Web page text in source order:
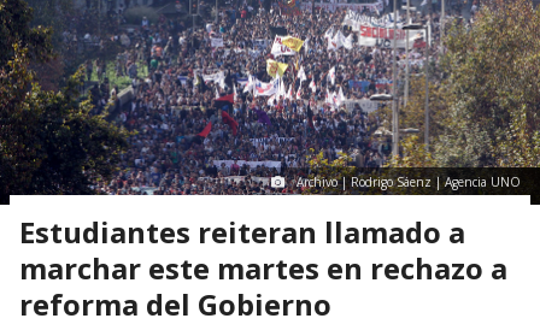
Archivo | Rodrigo Sáenz | Agencia UNO
Estudiantes reiteran llamado a
marchar este martes en rechazo a
reforma del Gobierno